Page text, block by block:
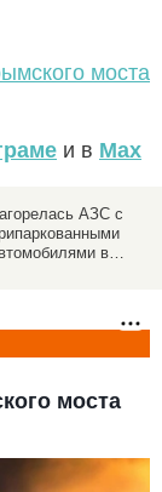
моста
и в Max
АЗС с
в
моста